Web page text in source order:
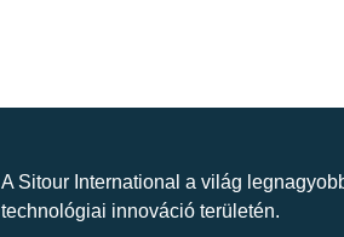
A Sitour International a világ
technológiai innováció területén.